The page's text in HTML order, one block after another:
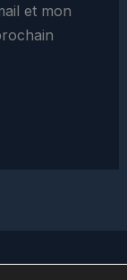
et mon